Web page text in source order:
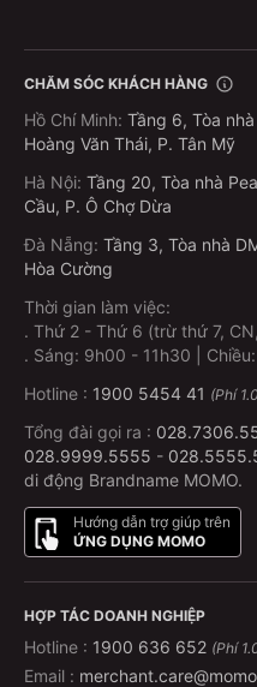
CHĂM SÓC KHÁCH HÀNG
Hồ Chí Minh: Tầng 6, Tòa
Hoàng Văn Thái, P. Tân Mỹ
Hà Nội: Tầng 20, Tòa nhà
Cầu, P. Ô Chợ Dừa
Đà Nẵng: Tầng 3, Tòa nhà
Hòa Cường
Thời gian làm việc:
. Thứ 2 - Thứ 6 (trừ thứ 7,
. Sáng: 9h00 - 11h30 |
Hotline : 1900 5454 41 (Phí
Tổng đài gọi ra :
028.9999.5555 -
di động Brandname MOMO.
Hướng dẫn trợ giúp trên
ỨNG DỤNG MOMO
HỢP TÁC DOANH NGHIỆP
Hotline : 1900 636 652 (Phí
Email :